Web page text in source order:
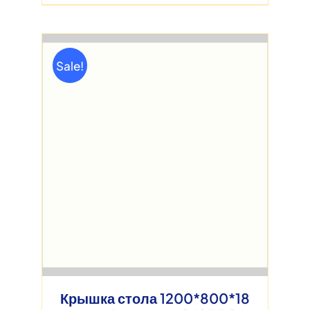
Sale!
Крышка стола 1200*800*18